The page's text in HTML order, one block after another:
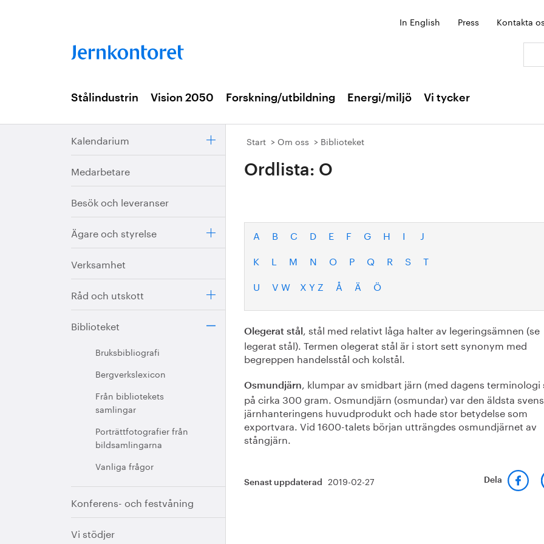
In English Press Kontakta
Stålindustrin Vision 2050 Forskning/utbildning Energi/miljö Vi tycker
Kalendarium
Medarbetare
Besök och leveranser
Ägare och styrelse
Verksamhet
Råd och utskott
Biblioteket
Bruksbibliografi
Bergverkslexicon
Från bibliotekets
samlingar
Porträttfotografier från
bildsamlingarna
Vanliga frågor
Konferens- och festvåning
Vi stödjer
Start Om oss Biblioteket
Ordlista: O
A B C D E F G H I
J
K
L M N O P Q R S
T
U
V W X Y Z Å Ä Ö
Olegerat stål , stål med relativt låga halter av legeringsämnen (se
legerat stål). Termen olegerat stål är i stort sett synonym med
begreppen handelsstål och kolstål.
Osmundjärn, klumpar av smidbart järn (med dagens terminologi
på cirka 300 gram. Osmundjärn (osmundar) var den äldsta
järnhanteringens huvudprodukt och hade stor betydelse som
exportvara. Vid 1600-talets början utträngdes osmundjärnet av
stångjärn.
Senast uppdaterad 2019-02-27 Dela